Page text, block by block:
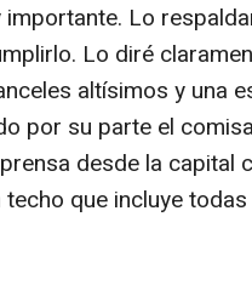
Lo
Lo diré
altísimos y una
por su parte el
desde la capital
que incluye